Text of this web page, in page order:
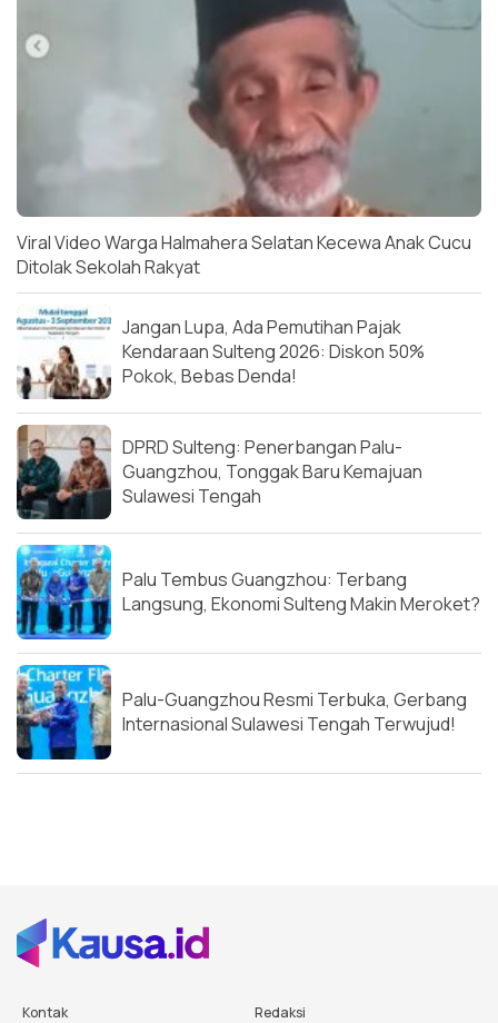
Viral Video Warga Halmahera Selatan Kecewa Anak Cucu
Ditolak Sekolah Rakyat
Jangan Lupa, Ada Pemutihan Pajak
Kendaraan Sulteng 2026: Diskon 50%
Pokok, Bebas Denda!
DPRD Sulteng: Penerbangan Palu-
Guangzhou, Tonggak Baru Kemajuan
Sulawesi Tengah
Palu Tembus Guangzhou: Terbang
Langsung, Ekonomi Sulteng Makin Meroket?
Palu-Guangzhou Resmi Terbuka, Gerbang
Internasional Sulawesi Tengah Terwujud!
Kontak Redaksi